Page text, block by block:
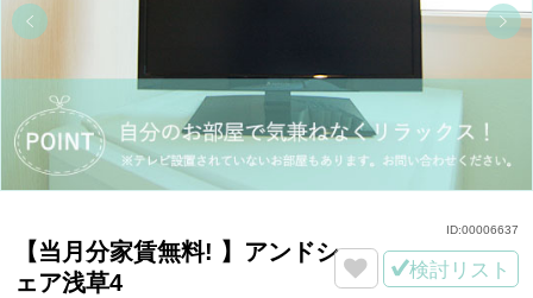
【当月分家賃無料! 】アンドシ
ェア浅草4
検討リスト
ID:00006637